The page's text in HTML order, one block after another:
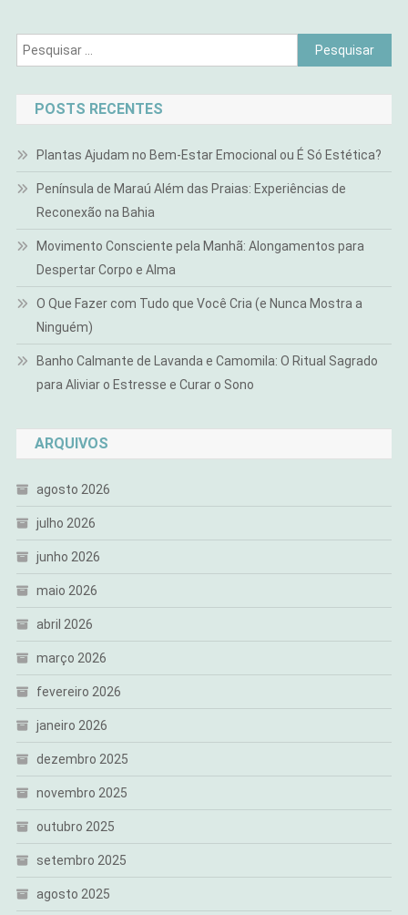
Pesquisar
por:
POSTS RECENTES
Plantas Ajudam no Bem-Estar Emocional ou É Só Estética?
Península de Maraú Além das Praias: Experiências de
Reconexão na Bahia
Movimento Consciente pela Manhã: Alongamentos para
Despertar Corpo e Alma
O Que Fazer com Tudo que Você Cria (e Nunca Mostra a
Ninguém)
Banho Calmante de Lavanda e Camomila: O Ritual Sagrado
para Aliviar o Estresse e Curar o Sono
ARQUIVOS
agosto 2026
julho 2026
junho 2026
maio 2026
abril 2026
março 2026
fevereiro 2026
janeiro 2026
dezembro 2025
novembro 2025
outubro 2025
setembro 2025
agosto 2025